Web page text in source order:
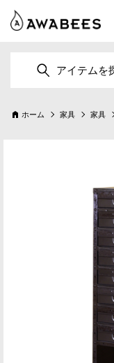
アイテムを
ホーム 家具 家具